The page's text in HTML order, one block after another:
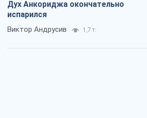
Дух Анкориджа окончательно
испарился
Виктор Андрусив 1,7 т.